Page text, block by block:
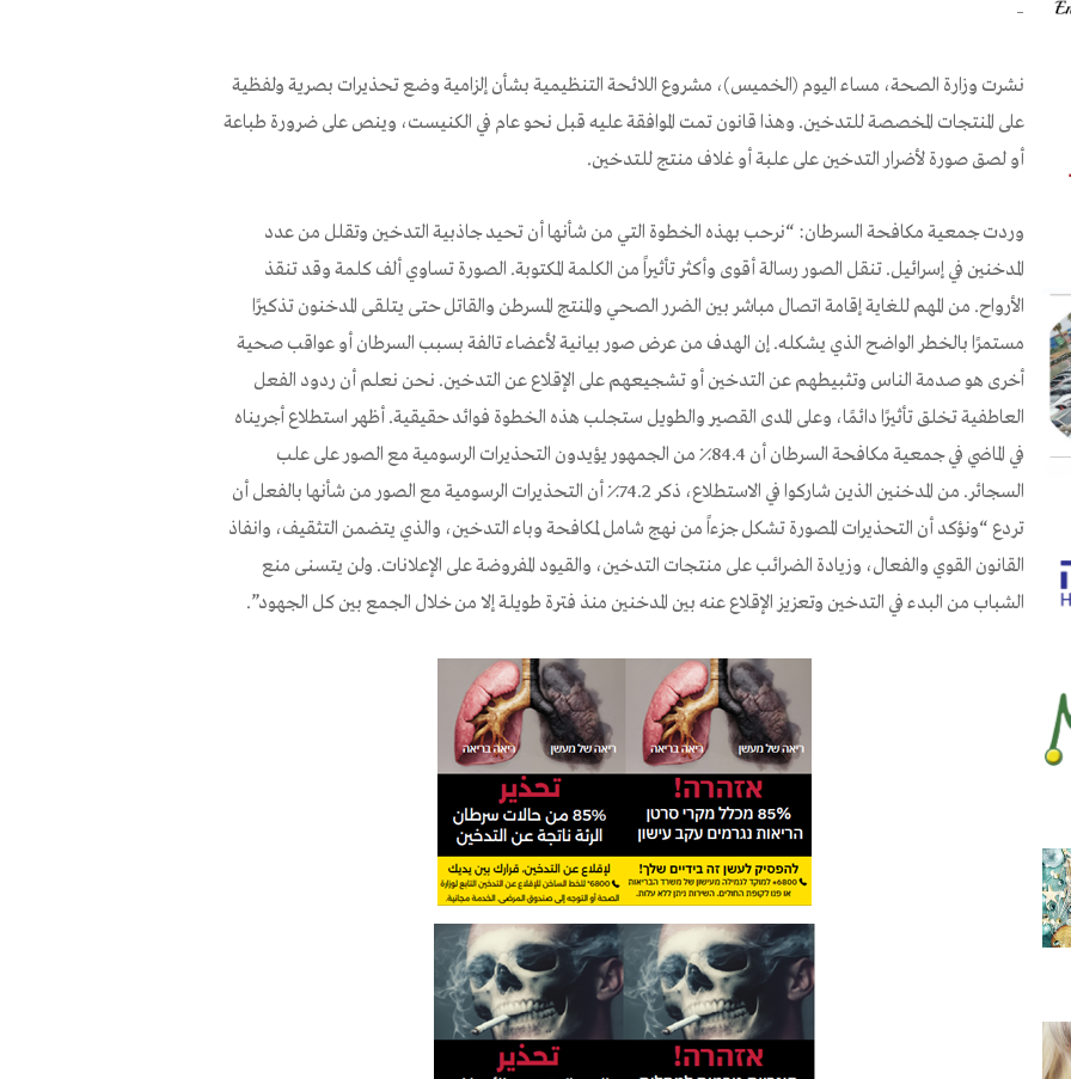
–
نشرت وزارة الصحة، مساء اليوم (الخميس)، مشروع اللائحة التنظيمية بشأن إلزامية وضع تحذيرات بصرية ولفظية
على المنتجات المخصصة للتدخين. وهذا قانون تمت الموافقة عليه قبل نحو عام في الكنيست، وينص على ضرورة طباعة
أو لصق صورة لأضرار التدخين على علبة أو غلاف منتج للتدخين.
وردت جمعية مكافحة السرطان: “نرحب بهذه الخطوة التي من شأنها أن تحيد جاذبية التدخين وتقلل من عدد
المدخنين في إسرائيل. تنقل الصور رسالة أقوى وأكثر تأثيراً من الكلمة المكتوبة. الصورة تساوي ألف كلمة وقد تنقذ
الأرواح. من المهم للغاية إقامة اتصال مباشر بين الضرر الصحي والمنتج المسرطن والقاتل حتى يتلقى المدخنون تذكيرًا
مستمرًا بالخطر الواضح الذي يشكله. إن الهدف من عرض صور بيانية لأعضاء تالفة بسبب السرطان أو عواقب صحية
أخرى هو صدمة الناس وتثبيطهم عن التدخين أو تشجيعهم على الإقلاع عن التدخين. نحن نعلم أن ردود الفعل
العاطفية تخلق تأثيرًا دائمًا، وعلى المدى القصير والطويل ستجلب هذه الخطوة فوائد حقيقية. أظهر استطلاع أجريناه
في الماضي في جمعية مكافحة السرطان أن 84.4٪ من الجمهور يؤيدون التحذيرات الرسومية مع الصور على علب
السجائر. من المدخنين الذين شاركوا في الاستطلاع، ذكر 74.2٪ أن التحذيرات الرسومية مع الصور من شأنها بالفعل أن
تردع “ونؤكد أن التحذيرات المصورة تشكل جزءاً من نهج شامل لمكافحة وباء التدخين، والذي يتضمن التثقيف، وانفاذ
القانون القوي والفعال، وزيادة الضرائب على منتجات التدخين، والقيود المفروضة على الإعلانات. ولن يتسنى منع
الشباب من البدء في التدخين وتعزيز الإقلاع عنه بين المدخنين منذ فترة طويلة إلا من خلال الجمع بين كل الجهود”.